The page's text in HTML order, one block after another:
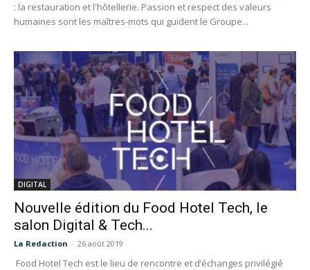
: la restauration et l'hôtellerie. Passion et respect des valeurs
humaines sont les maîtres-mots qui guident le Groupe...
DIGITAL
Nouvelle édition du Food Hotel Tech, le
salon Digital & Tech...
La Redaction - 26 août 2019
Food Hotel Tech est le lieu de rencontre et d’échanges privilégié